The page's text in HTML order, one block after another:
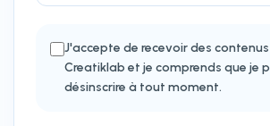
J'accepte de recevoir des
Creatiklab et je comprends que je
désinscrire à tout moment.